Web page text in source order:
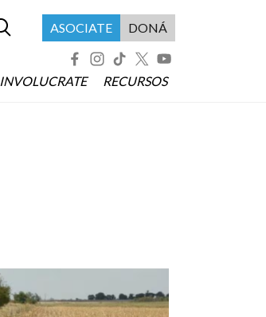
INVOLUCRATE RECURSOS
Menú header asociate
ASOCIATE DONÁ